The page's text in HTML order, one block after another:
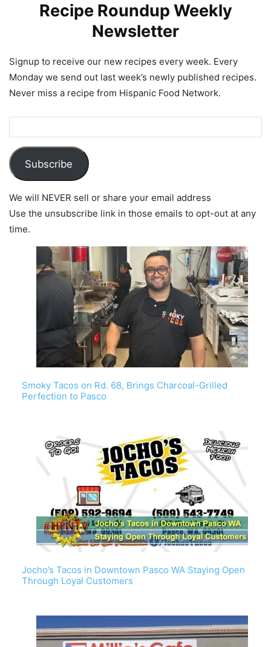
Recipe Roundup Weekly
Newsletter
Signup to receive our new recipes every week. Every
Monday we send out last week’s newly published recipes.
Never miss a recipe from Hispanic Food Network.
Subscribe
We will NEVER sell or share your email address
Use the unsubscribe link in those emails to opt-out at any
time.
Smoky Tacos on Rd. 68, Brings Charcoal-Grilled
Perfection to Pasco
Jocho’s Tacos in Downtown Pasco WA Staying Open
Through Loyal Customers